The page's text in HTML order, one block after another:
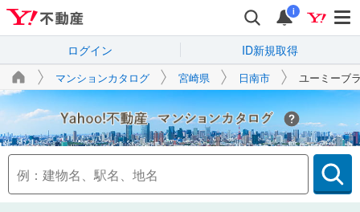
i
ログイン ID新規取得
マンションカタログ 宮崎県 日南市 ユーミーブ
Yahoo!不動産